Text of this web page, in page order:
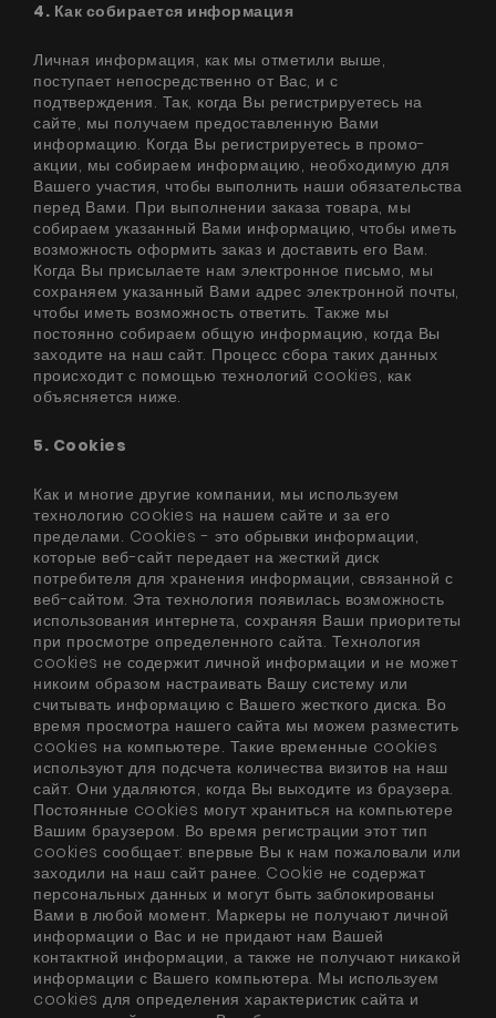
4. Как собирается информация
Личная информация, как мы отметили выше,
поступает непосредственно от Вас, и с
подтверждения. Так, когда Вы регистрируетесь на
сайте, мы получаем предоставленную Вами
информацию. Когда Вы регистрируетесь в промо-
акции, мы собираем информацию, необходимую для
Вашего участия, чтобы выполнить наши обязательства
перед Вами. При выполнении заказа товара, мы
собираем указанный Вами информацию, чтобы иметь
возможность оформить заказ и доставить его Вам.
Когда Вы присылаете нам электронное письмо, мы
сохраняем указанный Вами адрес электронной почты,
чтобы иметь возможность ответить. Также мы
постоянно собираем общую информацию, когда Вы
заходите на наш сайт. Процесс сбора таких данных
происходит с помощью технологий cookies, как
объясняется ниже.
5. Cookies
Как и многие другие компании, мы используем
технологию cookies на нашем сайте и за его
пределами. Cookies - это обрывки информации,
которые веб-сайт передает на жесткий диск
потребителя для хранения информации, связанной с
веб-сайтом. Эта технология появилась возможность
использования интернета, сохраняя Ваши приоритеты
при просмотре определенного сайта. Технология
cookies не содержит личной информации и не может
никоим образом настраивать Вашу систему или
считывать информацию с Вашего жесткого диска. Во
время просмотра нашего сайта мы можем разместить
cookies на компьютере. Такие временные cookies
используют для подсчета количества визитов на наш
сайт. Они удаляются, когда Вы выходите из браузера.
Постоянные cookies могут храниться на компьютере
Вашим браузером. Во время регистрации этот тип
cookies сообщает: впервые Вы к нам пожаловали или
заходили на наш сайт ранее. Cookie не содержат
персональных данных и могут быть заблокированы
Вами в любой момент. Маркеры не получают личной
информации о Вас и не придают нам Вашей
контактной информации, а также не получают никакой
информации с Вашего компьютера. Мы используем
cookies для определения характеристик сайта и